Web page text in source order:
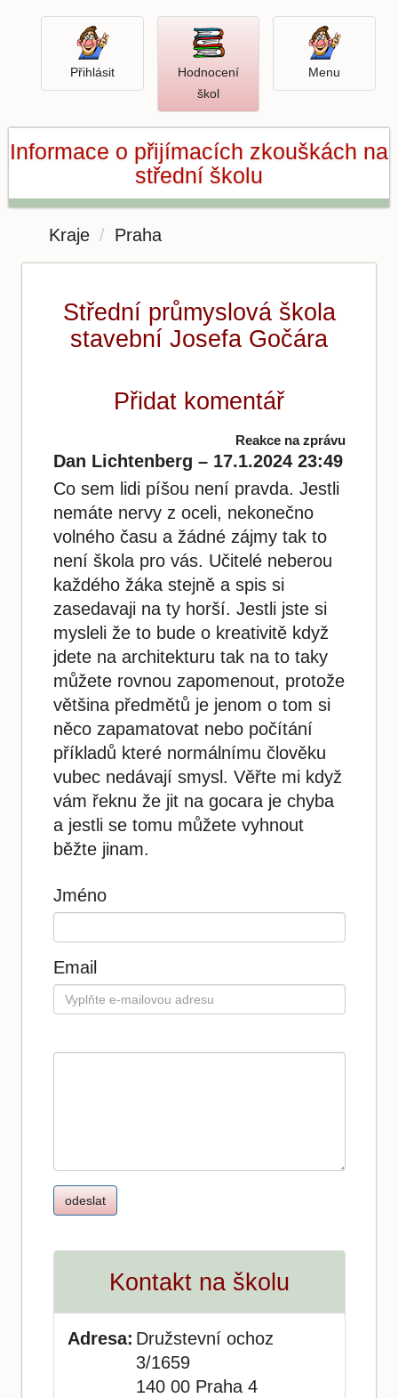
Menu
Hodnocení
školOtevři
hodnocení
PřihlásitPřihlásit
Informace o přijímacích zkouškách na
střední školu
Kraje Praha
Střední průmyslová škola
stavební Josefa Gočára
Přidat komentář
Reakce na zprávu
Dan Lichtenberg – 17.1.2024 23:49
Co sem lidi píšou není pravda. Jestli
nemáte nervy z oceli, nekonečno
volného času a žádné zájmy tak to
není škola pro vás. Učitelé neberou
každého žáka stejně a spis si
zasedavaji na ty horší. Jestli jste si
mysleli že to bude o kreativitě když
jdete na architekturu tak na to taky
můžete rovnou zapomenout, protože
většina předmětů je jenom o tom si
něco zapamatovat nebo počítání
příkladů které normálnímu člověku
vubec nedávají smysl. Věřte mi když
vám řeknu že jit na gocara je chyba
a jestli se tomu můžete vyhnout
běžte jinam.
Jméno
Email
Kontakt na školu
Adresa: Družstevní ochoz
3/1659
140 00 Praha 4